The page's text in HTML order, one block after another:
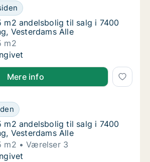
m2 andelsbolig til salg i 7400
til salg i 7400 Herning,
m2 andelsbolig til salg i 7400
m2 andelsbolig til salg i 7400
Vesterdams Alle
m2
m2 andelsbolig til salg i 7400
Mere info
m2 andelsbolig til salg i 7400
til salg i 7400 Herning,
m2 andelsbolig til salg i 7400
m2 andelsbolig til salg i 7400
Vesterdams Alle
m2
Værelser 3
m2 andelsbolig til salg i 7400